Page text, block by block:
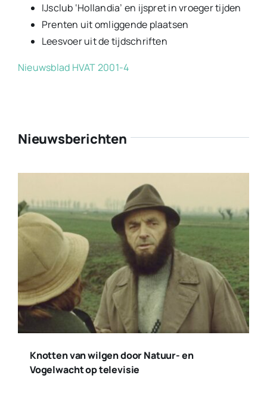
IJsclub ‘Hollandia’ en ijspret in vroeger tijden
Prenten uit omliggende plaatsen
Leesvoer uit de tijdschriften
Nieuwsblad HVAT 2001-4
Nieuwsberichten
Knotten van wilgen door Natuur- en
Vogelwacht op televisie